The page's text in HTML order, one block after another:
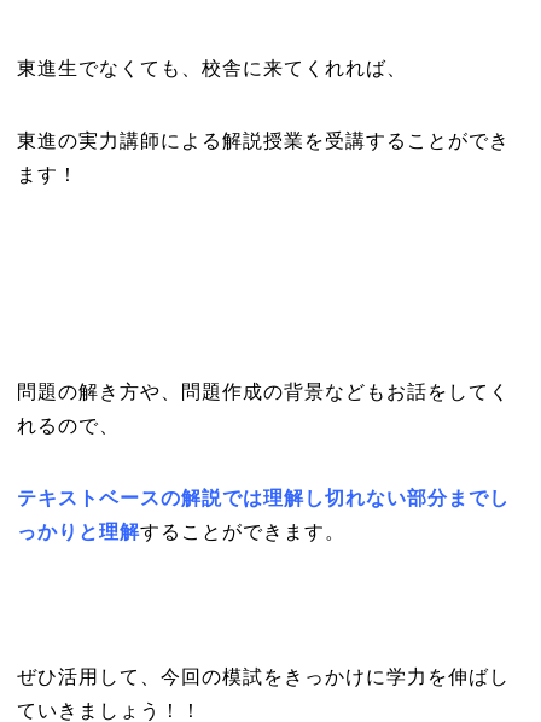
東進生でなくても、校舎に来てくれれば、
東進の実力講師による解説授業を受講することができ
ます！
問題の解き方や、問題作成の背景などもお話をしてく
れるので、
テキストベースの解説では理解し切れない部分までし
っかりと理解することができます。
ぜひ活用して、今回の模試をきっかけに学力を伸ばし
ていきましょう！！